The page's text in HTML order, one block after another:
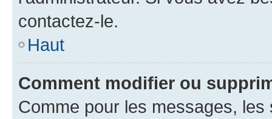
contactez-le.
Haut
Comment modifier ou
Comme pour les messages,